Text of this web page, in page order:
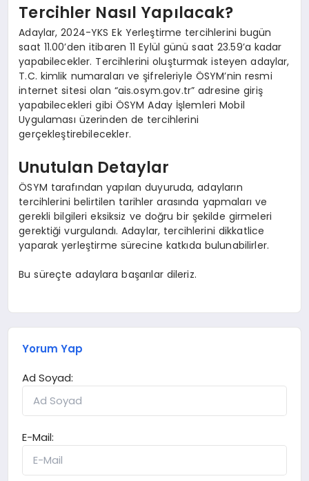
Tercihler Nasıl Yapılacak?
Adaylar, 2024-YKS Ek Yerleştirme tercihlerini bugün
saat 11.00’den itibaren 11 Eylül günü saat 23.59’a kadar
yapabilecekler. Tercihlerini oluşturmak isteyen adaylar,
T.C. kimlik numaraları ve şifreleriyle ÖSYM’nin resmi
internet sitesi olan “ais.osym.gov.tr” adresine giriş
yapabilecekleri gibi ÖSYM Aday İşlemleri Mobil
Uygulaması üzerinden de tercihlerini
gerçekleştirebilecekler.
Unutulan Detaylar
ÖSYM tarafından yapılan duyuruda, adayların
tercihlerini belirtilen tarihler arasında yapmaları ve
gerekli bilgileri eksiksiz ve doğru bir şekilde girmeleri
gerektiği vurgulandı. Adaylar, tercihlerini dikkatlice
yaparak yerleştirme sürecine katkıda bulunabilirler.
Bu süreçte adaylara başarılar dileriz.
Yorum Yap
Ad Soyad:
E-Mail: